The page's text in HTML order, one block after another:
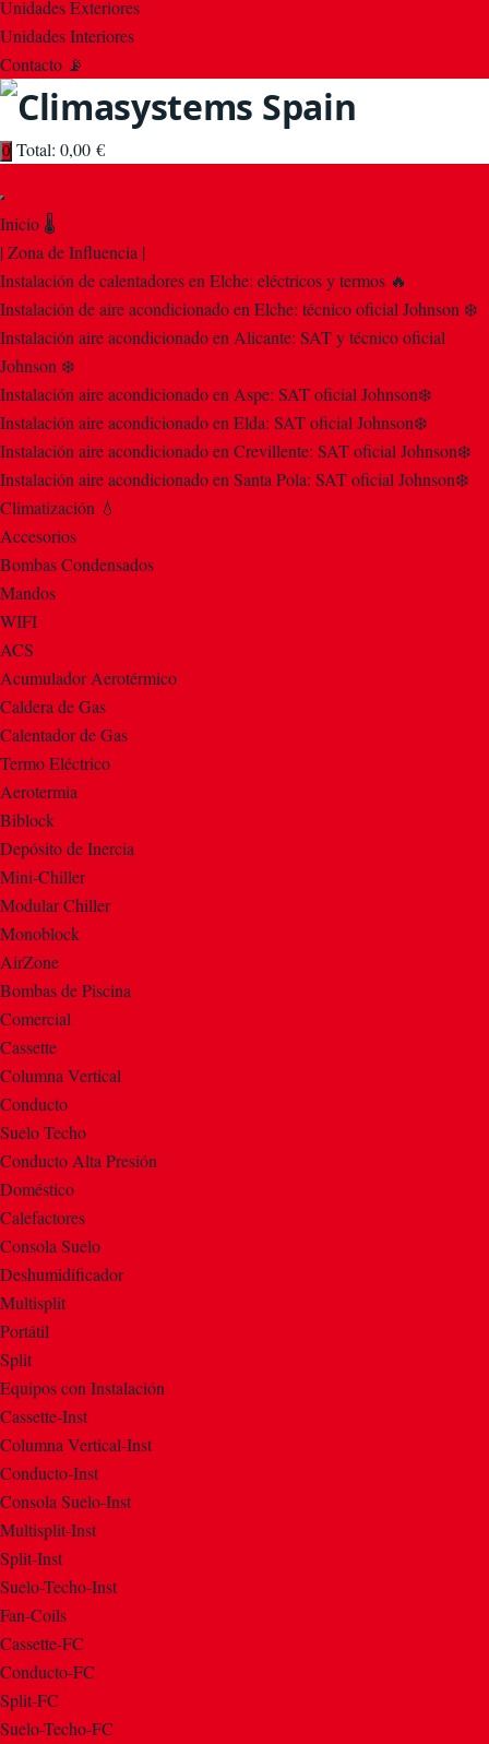
Unidades Exteriores
Unidades Interiores
Contacto 📡
0 Total: 0,00 €
Inicio 🌡️
| Zona de Influencia |
Instalación de calentadores en Elche: eléctricos y termos 🔥
Instalación de aire acondicionado en Elche: técnico oficial Johnson ❄️
Instalación aire acondicionado en Alicante: SAT y técnico oficial
Johnson ❄️
Instalación aire acondicionado en Aspe: SAT oficial Johnson❄️
Instalación aire acondicionado en Elda: SAT oficial Johnson❄️
Instalación aire acondicionado en Crevillente: SAT oficial Johnson❄️
Instalación aire acondicionado en Santa Pola: SAT oficial Johnson❄️
Climatización 💧
Accesorios
Bombas Condensados
Mandos
WIFI
ACS
Acumulador Aerotérmico
Caldera de Gas
Calentador de Gas
Termo Eléctrico
Aerotermia
Biblock
Depósito de Inercia
Mini-Chiller
Modular Chiller
Monoblock
AirZone
Bombas de Piscina
Comercial
Cassette
Columna Vertical
Conducto
Suelo Techo
Conducto Alta Presión
Doméstico
Calefactores
Consola Suelo
Deshumidificador
Multisplit
Portátil
Split
Equipos con Instalación
Cassette-Inst
Columna Vertical-Inst
Conducto-Inst
Consola Suelo-Inst
Multisplit-Inst
Split-Inst
Suelo-Techo-Inst
Fan-Coils
Cassette-FC
Conducto-FC
Split-FC
Suelo-Techo-FC